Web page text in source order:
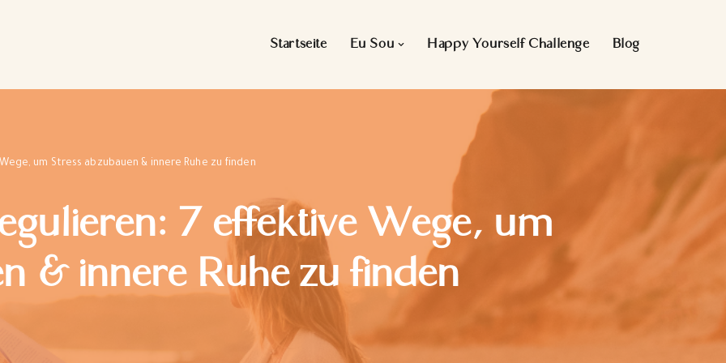
Startseite Eu Sou Happy Yourself Challenge Blog
um Stress abzubauen & innere Ruhe zu finden
7 effektive Wege, um
& innere Ruhe zu finden